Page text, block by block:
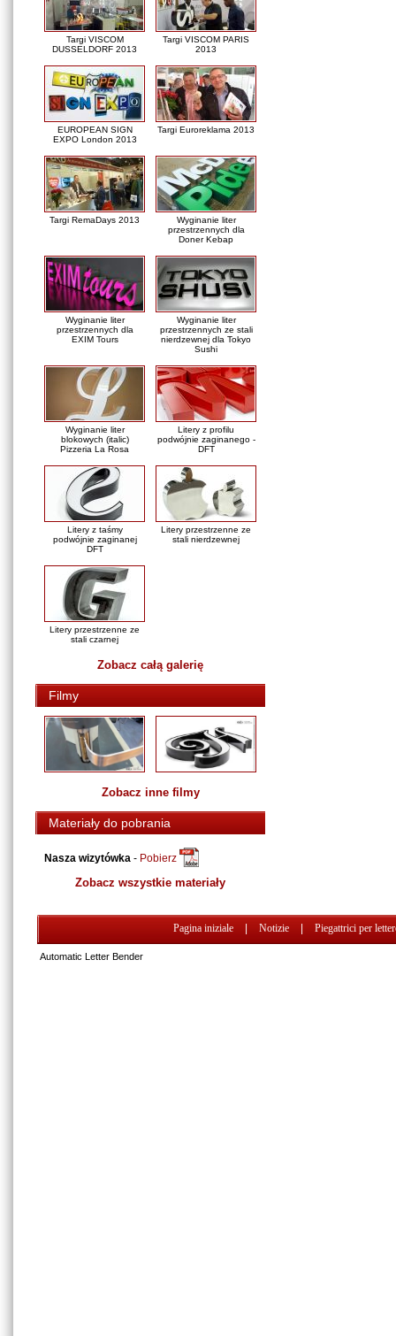
Targi VISCOM
DUSSELDORF 2013
Targi VISCOM PARIS
2013
EUROPEAN SIGN
EXPO London 2013
Targi Euroreklama 2013
Targi RemaDays 2013
Wyginanie liter
przestrzennych dla
Doner Kebap
Wyginanie liter
przestrzennych dla
EXIM Tours
Wyginanie liter
przestrzennych ze stali
nierdzewnej dla Tokyo
Sushi
Wyginanie liter
blokowych (italic)
Pizzeria La Rosa
Litery z profilu
podwójnie zaginanego -
DFT
Litery z taśmy
podwójnie zaginanej
DFT
Litery przestrzenne ze
stali nierdzewnej
Litery przestrzenne ze
stali czarnej
Zobacz całą galerię
Filmy
Zobacz inne filmy
Materiały do pobrania
Nasza wizytówka - Pobierz
Zobacz wszystkie materiały
Pagina iniziale Notizie Piegattrici per
Automatic Letter Bender